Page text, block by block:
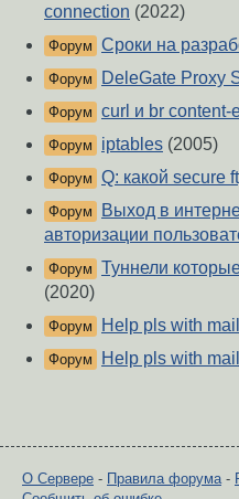
connection (2022)
Форум Сроки на
Форум DeleGate Proxy
Форум curl и br content-
Форум iptables (2005)
Форум Q: какой secure
Форум
Выход в
авторизации
Форум Туннели
(2020)
Форум Help pls with
Форум Help pls with
О Сервере - Правила форума -